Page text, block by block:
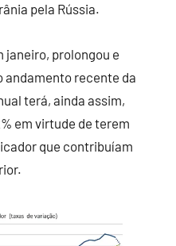
pela Rússia.
janeiro, prolongou e
andamento recente da
terá, ainda assim,
em virtude de terem
que contribuíam